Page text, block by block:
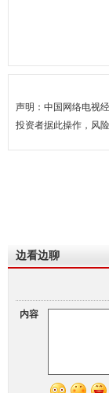
声明：中国网络电视
投资者据此操作，风险
边看边聊
内容